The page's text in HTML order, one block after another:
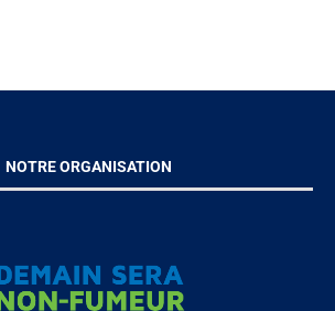
NOTRE ORGANISATION